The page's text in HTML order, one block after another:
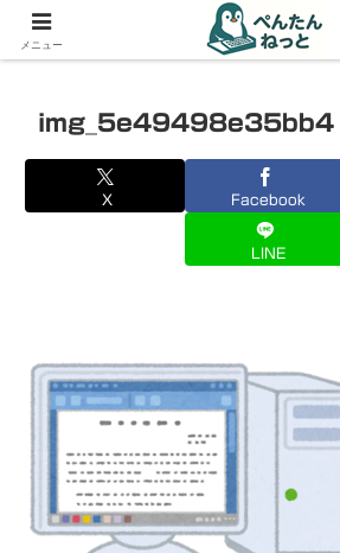
PCやガジェットの備忘録
img_5e49498e35bb4
X Facebook
LINE
メニュー